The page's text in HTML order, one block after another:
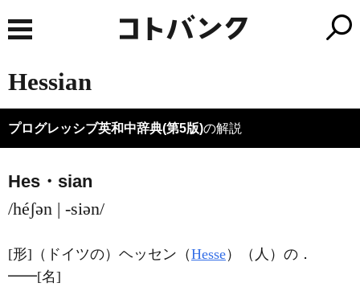
Hessian
プログレッシブ英和中辞典(第5版)の解説
Hes・sian
/héʃən | -siən/
[形] （ドイツの）ヘッセン（Hesse）（人）の ．
━━[名]